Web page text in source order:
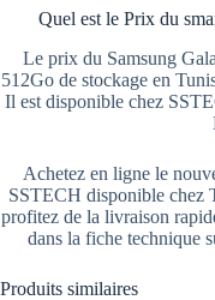
Quel est le Prix du
Le prix du Samsung
512Go de stockage en
Il est disponible chez
Achetez en ligne le
SSTECH disponible chez
profitez de la livraison
dans la fiche technique
Produits similaires